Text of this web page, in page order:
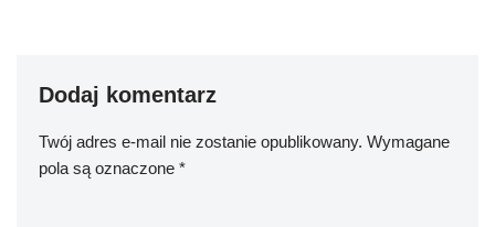
Dodaj komentarz
Twój adres e-mail nie zostanie opublikowany. Wymagane
pola są oznaczone *